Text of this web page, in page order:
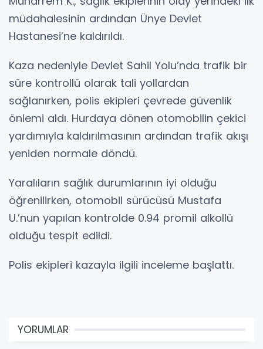
müdahalesinin ardından Ünye Devlet
Hastanesi’ne kaldırıldı.
Kaza nedeniyle Devlet Sahil Yolu’nda trafik bir
süre kontrollü olarak tali yollardan
sağlanırken, polis ekipleri çevrede güvenlik
önlemi aldı. Hurdaya dönen otomobilin çekici
yardımıyla kaldırılmasının ardından trafik akışı
yeniden normale döndü.
Yaralıların sağlık durumlarının iyi olduğu
öğrenilirken, otomobil sürücüsü Mustafa
U.’nun yapılan kontrolde 0.94 promil alkollü
olduğu tespit edildi.
Polis ekipleri kazayla ilgili inceleme başlattı.
YORUMLAR